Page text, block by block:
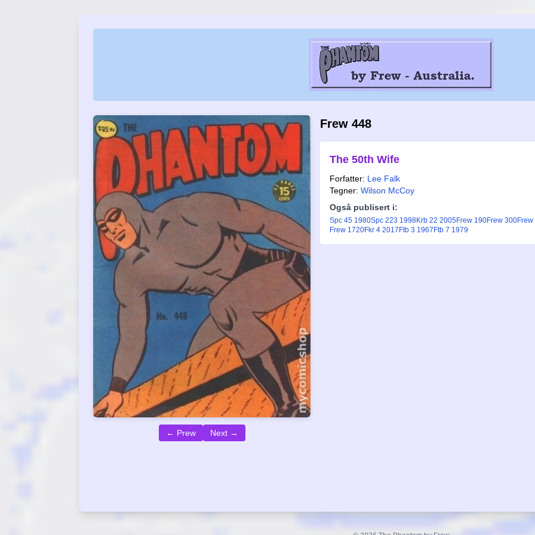
← Prew Next →
Frew 448
The 50th Wife
Forfatter: Lee Falk
Tegner: Wilson McCoy
Også publisert i:
Spc 45 1980Spc 223 1998Krb 22 2005Frew 190Frew 300
Frew 1720Fkr 4 2017 Ftb 3 1967 Ftb 7 1979